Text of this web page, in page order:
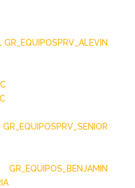
GR_EQUIPOSPRV_ALEVIN
GR_EQUIPOSPRV_SENIOR
GR_EQUIPOS_BENJAMIN